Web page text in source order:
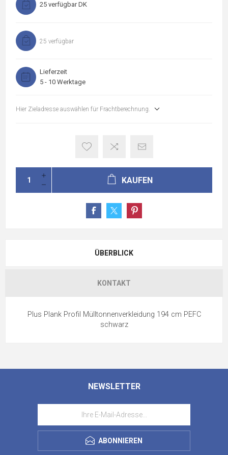
25 verfügbar DK
25 verfügbar
Lieferzeit
5 - 10 Werktage
Hier Zieladresse auswählen für Frachtberechnung.
KAUFEN
ÜBERBLICK
KONTAKT
Plus Plank Profil Mülltonnenverkleidung 194 cm PEFC
schwarz
NEWSLETTER
ABONNIEREN